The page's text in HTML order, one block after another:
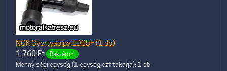
NGK Gyertyapipa LD05F (1 db)
1.760 Ft Raktáron!
Mennyiségi egység (1 egység ezt takarja): 1 db